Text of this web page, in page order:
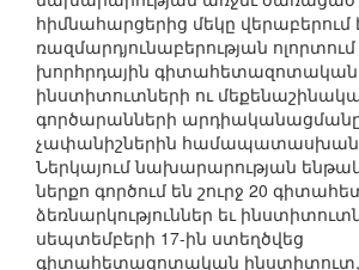
հիմնահարցերից մեկը վերաբերում
ռազմարդյունաբերության
խորհրդային գիտահետազոտական
ինստիտուտների ու
գործարանների
չափանիշներին
Ներկայում նախարարության
ներքո գործում են շուրջ 20
ձեռնարկություններ եւ
սեպտեմբերի 17-ին ստեղծվեց
գիտահետազոտական ինստիտուտ,